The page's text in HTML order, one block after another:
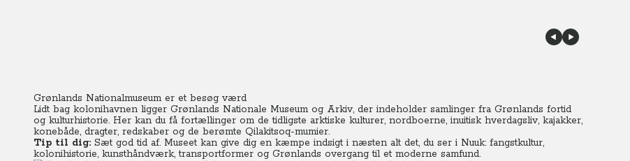
Grønlands Nationalmuseum er et besøg værd
Lidt bag kolonihavnen ligger Grønlands Nationale Museum og Arkiv, der indeholder samlinger fra Grønlands fortid
og kulturhistorie. Her kan du få fortællinger om de tidligste arktiske kulturer, nordboerne, inuitisk hverdagsliv, kajakker,
konebåde, dragter, redskaber og de berømte Qilakitsoq-mumier.
Tip til dig: Sæt god tid af. Museet kan give dig en kæmpe indsigt i næsten alt det, du ser i Nuuk: fangstkultur,
kolonihistorie, kunsthåndværk, transportformer og Grønlands overgang til et moderne samfund.